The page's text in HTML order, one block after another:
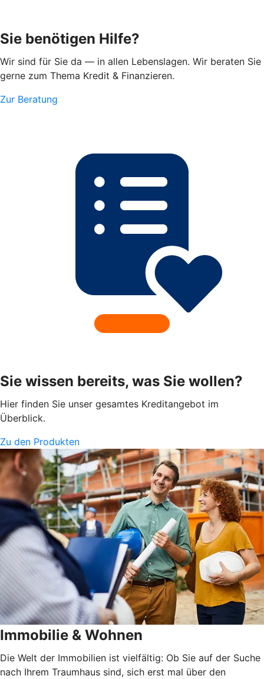
Sie benötigen Hilfe?
Wir sind für Sie da — in allen Lebenslagen. Wir beraten Sie
gerne zum Thema Kredit & Finanzieren.
Zur Beratung
Sie wissen bereits, was Sie wollen?
Hier finden Sie unser gesamtes Kreditangebot im
Überblick.
Zu den Produkten
Immobilie & Wohnen
Die Welt der Immobilien ist vielfältig: Ob Sie auf der Suche
nach Ihrem Traumhaus sind, sich erst mal über den